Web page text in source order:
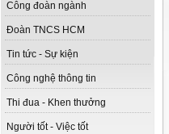
Công đoàn ngành
Đoàn TNCS HCM
Tin tức - Sự kiện
Công nghệ thông tin
Thi đua - Khen thưởng
Người tốt - Việc tốt